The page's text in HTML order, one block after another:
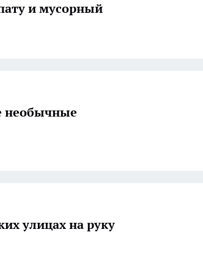
и мусорный
необычные
улицах на руку